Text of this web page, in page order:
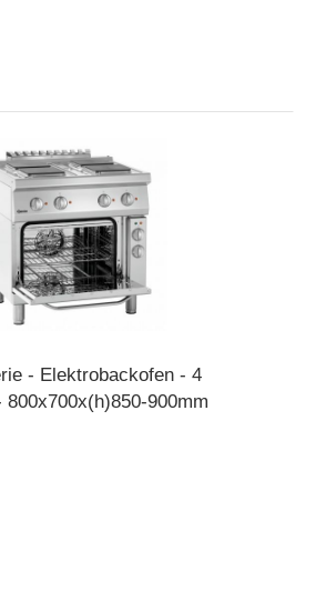
- Elektrobackofen - 4
900mm